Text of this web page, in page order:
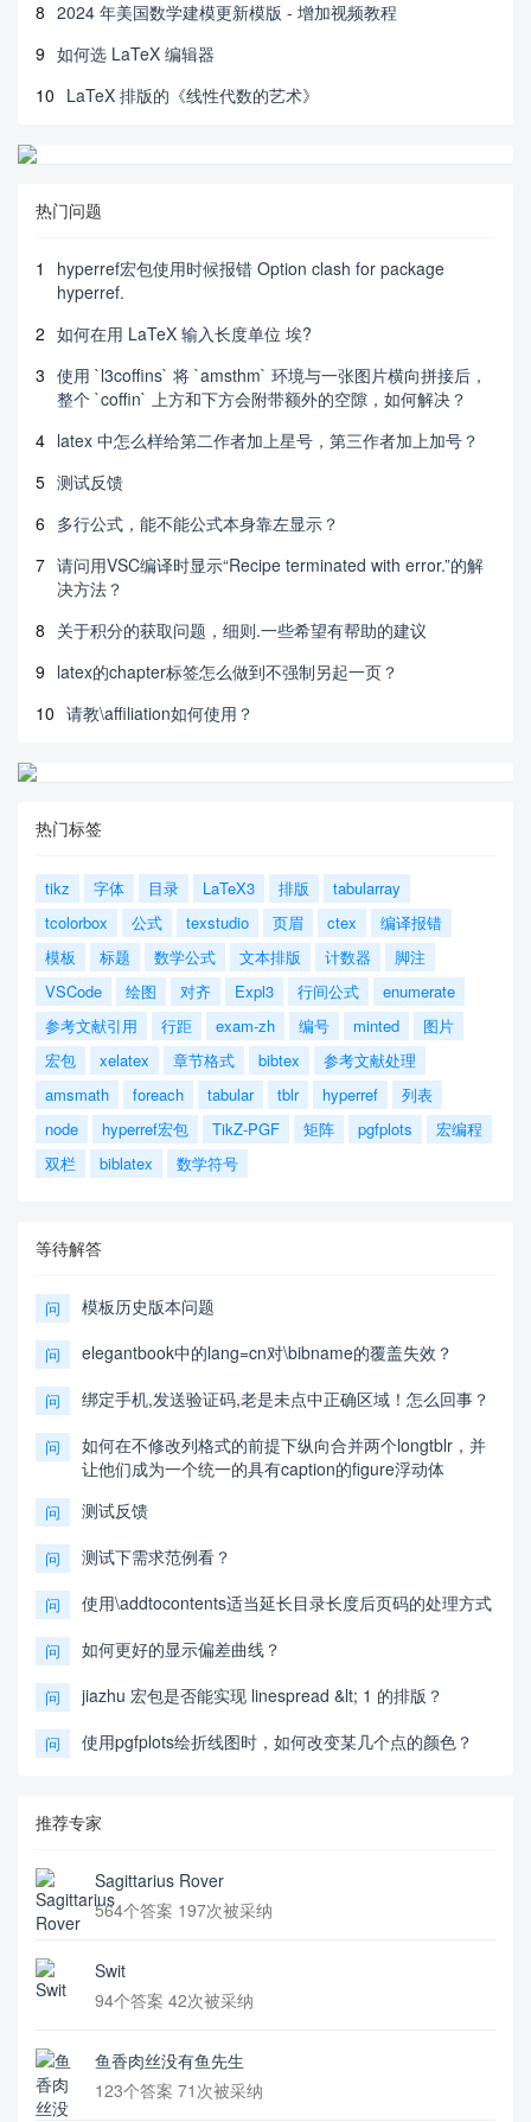
8 2024 年美国数学建模更新模版 - 增加视频教程
9 如何选 LaTeX 编辑器
10 LaTeX 排版的《线性代数的艺术》
热门问题
1
hyperref宏包使用时候报错 Option clash for package
hyperref.
2 如何在用 LaTeX 输入长度单位 埃?
3 使用 `l3coffins` 将 `amsthm` 环境与一张图片横向拼接后，
整个 `coffin` 上方和下方会附带额外的空隙，如何解决？
4 latex 中怎么样给第二作者加上星号，第三作者加上加号？
5 测试反馈
6 多行公式，能不能公式本身靠左显示？
7 请问用VSC编译时显示“Recipe terminated with error.”的解
决方法？
8 关于积分的获取问题，细则.一些希望有帮助的建议
9 latex的chapter标签怎么做到不强制另起一页？
10 请教\affiliation如何使用？
热门标签
tikz 字体 目录 LaTeX3 排版
tabularray
tcolorbox
公式 texstudio 页眉 ctex
编译报错
模板
标题 数学公式 文本排版 计数器
脚注
VSCode
绘图 对齐 Expl3 行间公式
enumerate
参考文献引用
行距 exam-zh 编号 minted
图片
宏包
xelatex 章节格式 bibtex
参考文献处理
amsmath
foreach tabular tblr hyperref
列表
node
hyperref宏包 TikZ-PGF 矩阵 pgfplots
宏编程
双栏
biblatex 数学符号
等待解答
问 模板历史版本问题
问 elegantbook中的lang=cn对\bibname的覆盖失效？
问 绑定手机,发送验证码,老是未点中正确区域！怎么回事？
问
如何在不修改列格式的前提下纵向合并两个longtblr，并
让他们成为一个统一的具有caption的figure浮动体
问 测试反馈
问 测试下需求范例看？
问 使用\addtocontents适当延长目录长度后页码的处理方式
问 如何更好的显示偏差曲线？
问 jiazhu 宏包是否能实现 linespread &lt; 1 的排版？
问 使用pgfplots绘折线图时，如何改变某几个点的颜色？
推荐专家
Sagittarius Rover
564个答案 197次被采纳
Swit
94个答案 42次被采纳
鱼香肉丝没有鱼先生
123个答案 71次被采纳